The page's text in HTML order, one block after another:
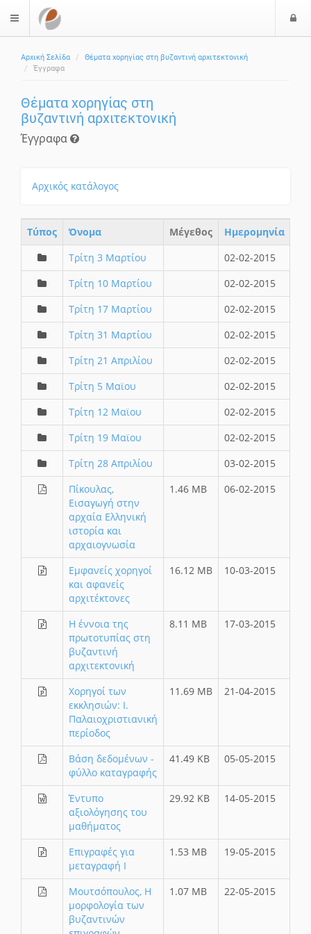
$langMenu
Αρχική Σελίδα
Θέματα χορηγίας στη βυζαντινή αρχιτεκτονική
Έγγραφα
Θέματα χορηγίας στη
βυζαντινή αρχιτεκτονική
Έγγραφα
Αρχικός κατάλογος
Τύπος Όνομα Μέγεθος
Ημερομηνία
Τρίτη 3 Μαρτίου
02-02-2015
Τρίτη 10 Μαρτίου
02-02-2015
Τρίτη 17 Μαρτίου
02-02-2015
Τρίτη 31 Μαρτίου
02-02-2015
Τρίτη 21 Απριλίου
02-02-2015
Τρίτη 5 Μαϊου
02-02-2015
Τρίτη 12 Μαϊου
02-02-2015
Τρίτη 19 Μαϊου
02-02-2015
Τρίτη 28 Απριλίου
03-02-2015
Πίκουλας,
Εισαγωγή στην
αρχαία Ελληνική
ιστορία και
αρχαιογνωσία
1.46 MB 06-02-2015
Εμφανείς χορηγοί
και αφανείς
αρχιτέκτονες
16.12 MB 10-03-2015
Η έννοια της
πρωτοτυπίας στη
βυζαντινή
αρχιτεκτονική
8.11 MB 17-03-2015
Χορηγοί των
εκκλησιών: Ι.
Παλαιοχριστιανική
περίοδος
11.69 MB 21-04-2015
Βάση δεδομένων -
φύλλο καταγραφής
41.49 KB 05-05-2015
Έντυπο
αξιολόγησης του
μαθήματος
29.92 KB 14-05-2015
Επιγραφές για
μεταγραφή Ι
1.53 MB 19-05-2015
Μουτσόπουλος, Η
μορφολογία των
βυζαντινών
1.07 MB 22-05-2015